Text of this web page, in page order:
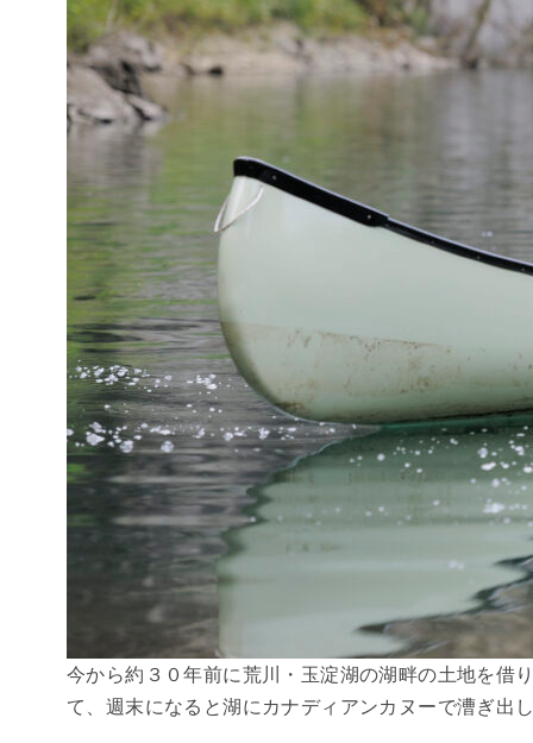
今から約３０年前に荒川・玉淀湖の湖畔の土地を借
て、週末になると湖にカナディアンカヌーで漕ぎ出